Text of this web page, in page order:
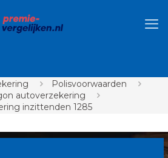
Polisvoorwaarden
autoverzekering
inzittenden 1285